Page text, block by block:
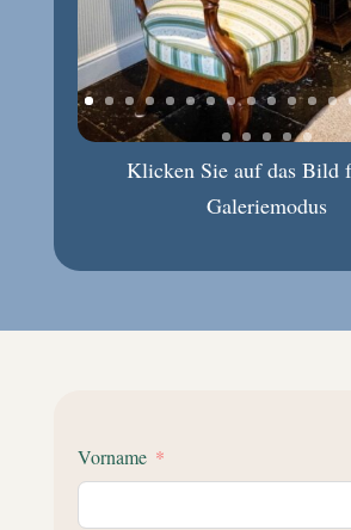
Klicken Sie auf das Bild
Galeriemodus
Vorname